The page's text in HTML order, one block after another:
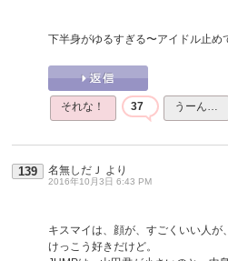
下半身がゆるすぎる〜アイドル止め
それな！ 37 うーん…
139 名無しだＪ より
2016年10月3日 6:43 PM
キスマイは、顔が、すごくいい人が
けっこう好きだけど。